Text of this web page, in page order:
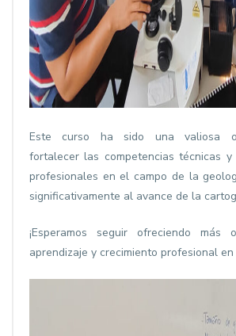
Este curso ha sido una valiosa
fortalecer las competencias técnicas
profesionales en el campo de la
significativamente al avance de la
¡Esperamos seguir ofreciendo más
aprendizaje y crecimiento profesional